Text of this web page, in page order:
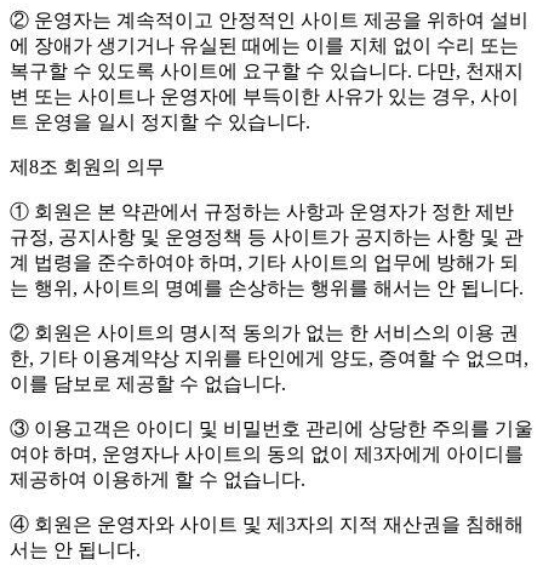
② 운영자는 계속적이고 안정적인 사이트 제공을 위하여 설비
에 장애가 생기거나 유실된 때에는 이를 지체 없이 수리 또는
복구할 수 있도록 사이트에 요구할 수 있습니다. 다만, 천재지
변 또는 사이트나 운영자에 부득이한 사유가 있는 경우, 사이
트 운영을 일시 정지할 수 있습니다.
제8조 회원의 의무
① 회원은 본 약관에서 규정하는 사항과 운영자가 정한 제반
규정, 공지사항 및 운영정책 등 사이트가 공지하는 사항 및 관
계 법령을 준수하여야 하며, 기타 사이트의 업무에 방해가 되
는 행위, 사이트의 명예를 손상하는 행위를 해서는 안 됩니다.
② 회원은 사이트의 명시적 동의가 없는 한 서비스의 이용 권
한, 기타 이용계약상 지위를 타인에게 양도, 증여할 수 없으며,
이를 담보로 제공할 수 없습니다.
③ 이용고객은 아이디 및 비밀번호 관리에 상당한 주의를 기울
여야 하며, 운영자나 사이트의 동의 없이 제3자에게 아이디를
제공하여 이용하게 할 수 없습니다.
④ 회원은 운영자와 사이트 및 제3자의 지적 재산권을 침해해
서는 안 됩니다.